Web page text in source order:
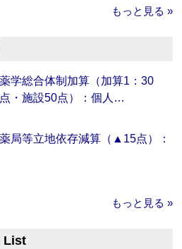
もっと見る »
学総合体制加算（加算1：30
・施設50点）：個人…
局等立地依存減算（▲15点）：
もっと見る »
List